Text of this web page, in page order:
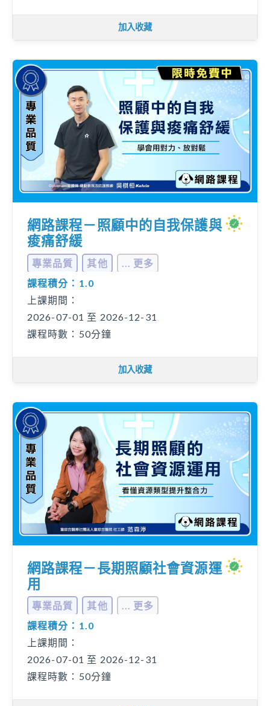
加入收藏
網路課程－照顧中的自我保護與
痠痛舒緩
專業品質 其他
... 更多
課程積分：1.0
上課期間：
2026-07-01 至 2026-12-31
課程時數：50分鐘
加入收藏
網路課程－長期照顧社會資源運
用
專業品質 其他
... 更多
課程積分：1.0
上課期間：
2026-07-01 至 2026-12-31
課程時數：50分鐘